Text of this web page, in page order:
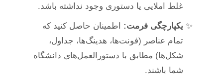
غلط املایی یا دستوری وجود نداشته باشد.
یکپارچگی فرمت: اطمینان حاصل کنید که
تمام عناصر (فونت‌ها، هدینگ‌ها، جداول،
شکل‌ها) مطابق با دستورالعمل‌های دانشگاه
شما باشند.